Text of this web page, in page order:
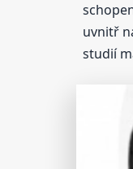
uvnitř
studií